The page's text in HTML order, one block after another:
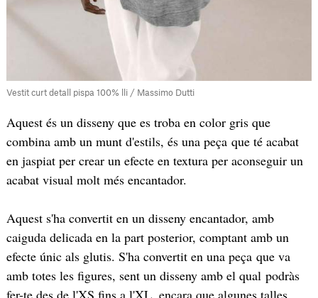
Vestit curt detall pispa 100% lli / Massimo Dutti
Aquest és un disseny que es troba en color gris que
combina amb un munt d'estils, és una peça que té acabat
en jaspiat per crear un efecte en textura per aconseguir un
acabat visual molt més encantador.
Aquest s'ha convertit en un disseny encantador, amb
caiguda delicada en la part posterior, comptant amb un
efecte únic als glutis. S'ha convertit en una peça que va
amb totes les figures, sent un disseny amb el qual podràs
fer-te des de l'XS fins a l'XL, encara que algunes talles